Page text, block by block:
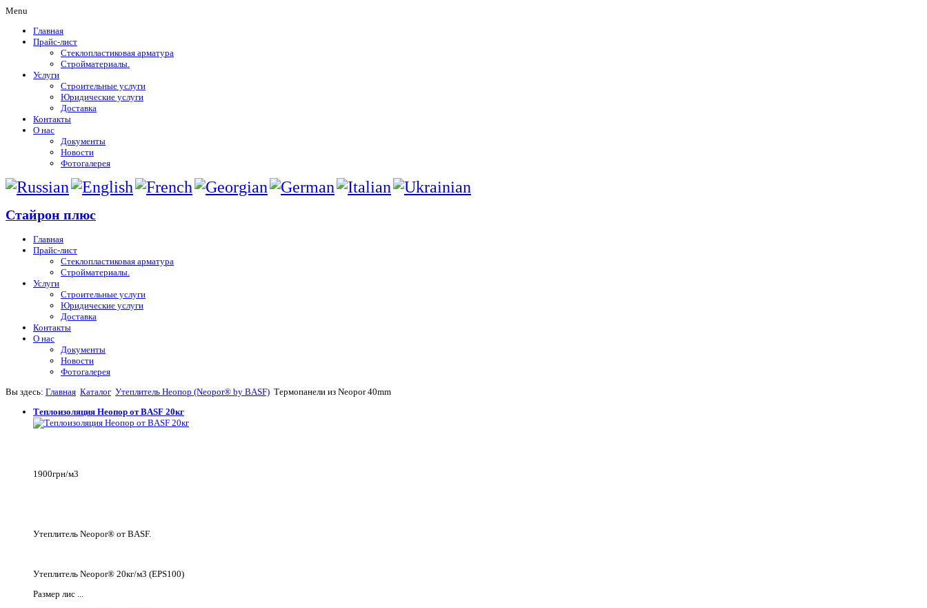
Menu
Главная
Прайс-лист
Стеклопластиковая арматура
Стройматериалы.
Услуги
Строительные услуги
Юридические услуги
Доставка
Контакты
О нас
Документы
Новости
Фотогалерея
Стайрон плюс
Главная
Прайс-лист
Стеклопластиковая арматура
Стройматериалы.
Услуги
Строительные услуги
Юридические услуги
Доставка
Контакты
О нас
Документы
Новости
Фотогалерея
Вы здесь: Главная Каталог Утеплитель Неопор (Neopor® by BASF) Термопанели из Neopor 40mm
Теплоизоляция Неопор от BASF 20кг
1900грн/м3
Утеплитель Neopor® от BASF.
Утеплитель Neopor® 20кг/м3 (EPS100)
Размер лис ...